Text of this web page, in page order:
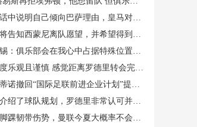
明自己倾向巴萨理由，皇马对此理解＆祝好
西蒙尼离队愿望，并希望得到理解和帮助
乐部会在我心中占据特殊位置，感谢所有
观且谨慎 感觉距离罗德里转会完成更近了
回“国际足联前进企业计划”提案表示欢迎
球队规划，罗德里非常认可并选择加盟巴萨
带伤势，曼联今夏大概率不会继续追求他